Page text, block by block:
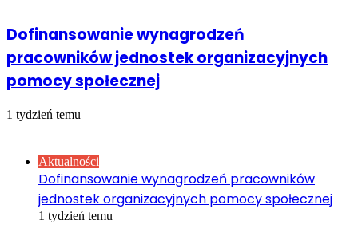
Dofinansowanie wynagrodzeń
pracowników jednostek organizacyjnych
pomocy społecznej
1 tydzień temu
Aktualności
Dofinansowanie wynagrodzeń pracowników
jednostek organizacyjnych pomocy społecznej
1 tydzień temu